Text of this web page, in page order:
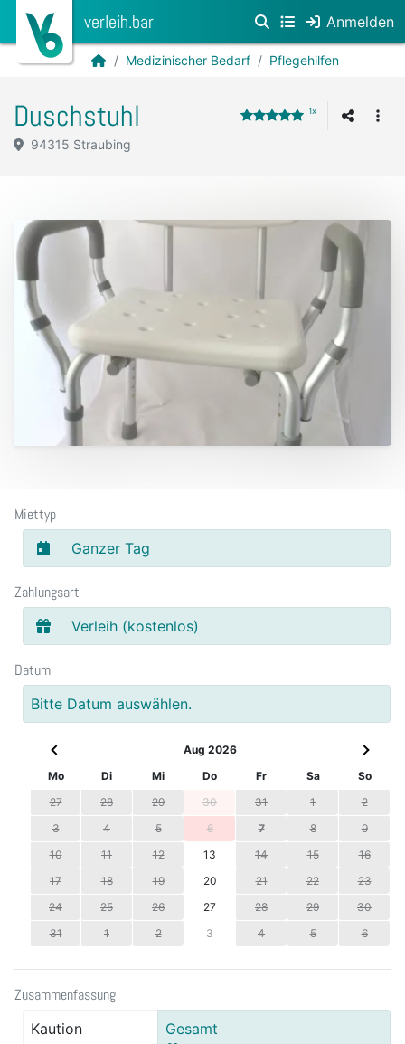
verleih.bar Anmelden
Medizinischer Bedarf Pflegehilfen
Duschstuhl 1x
94315 Straubing
Miettyp
Ganzer Tag
Zahlungsart
Verleih (kostenlos)
Datum
Bitte Datum auswählen.
Aug 2026
Mo
Di Mi Do Fr Sa
So
27
28 29 30 31 1
2
3
4 5 6 7 8
9
10
11 12 13 14 15
16
17
18 19 20 21 22
23
24
25 26 27 28 29
30
31
1 2 3 4 5 6
Zusammenfassung
Kaution
Gesamt